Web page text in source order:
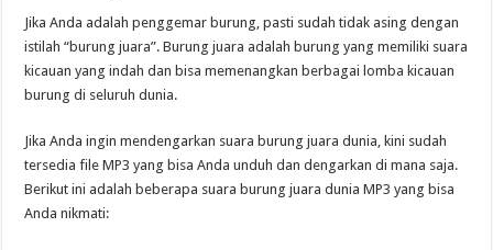
Jika Anda adalah penggemar burung, pasti sudah tidak asing dengan
istilah “burung juara”. Burung juara adalah burung yang memiliki suara
kicauan yang indah dan bisa memenangkan berbagai lomba kicauan
burung di seluruh dunia.
Jika Anda ingin mendengarkan suara burung juara dunia, kini sudah
tersedia file MP3 yang bisa Anda unduh dan dengarkan di mana saja.
Berikut ini adalah beberapa suara burung juara dunia MP3 yang bisa
Anda nikmati: